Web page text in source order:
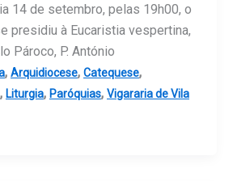
14 de setembro, pelas 19h00, o
presidiu à Eucaristia vespertina,
Pároco, P. António
, Arquidiocese, Catequese,
, Liturgia, Paróquias, Vigararia de Vila